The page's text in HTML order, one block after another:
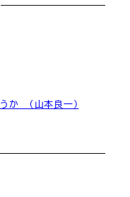
体・
団体
か （山本良一）